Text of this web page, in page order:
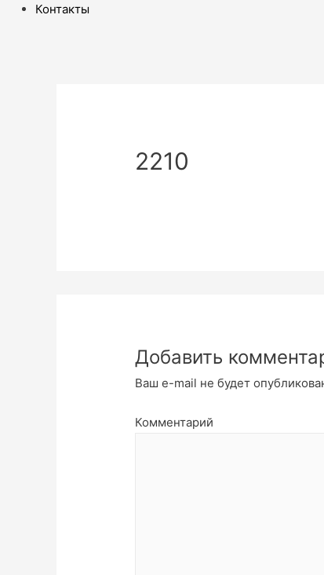
Контакты
2210
Добавить
Ваш e-mail не будет
Комментарий